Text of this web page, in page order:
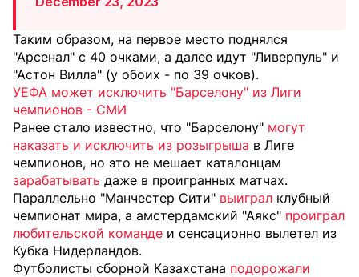
Таким образом, на первое место поднялся
"Арсенал" с 40 очками, а далее идут "Ливерпуль" и
"Астон Вилла" (у обоих - по 39 очков).
УЕФА может исключить "Барселону" из Лиги
чемпионов - СМИ
Ранее стало известно, что "Барселону" могут
наказать и исключить из розыгрыша в Лиге
чемпионов, но это не мешает каталонцам
зарабатывать даже в проигранных матчах.
Параллельно "Манчестер Сити" выиграл клубный
чемпионат мира, а амстердамский "Аякс" проиграл
любительской команде и сенсационно вылетел из
Кубка Нидерландов.
Футболисты сборной Казахстана подорожали